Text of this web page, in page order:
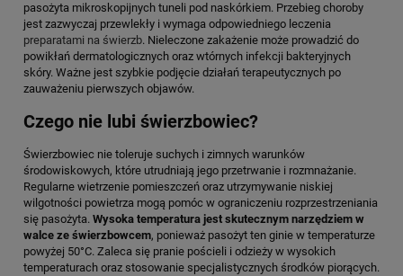
pasożyta mikroskopijnych tuneli pod naskórkiem. Przebieg choroby
jest zazwyczaj przewlekły i wymaga odpowiedniego leczenia
preparatami na świerzb. Nieleczone zakażenie może prowadzić do
powikłań dermatologicznych oraz wtórnych infekcji bakteryjnych
skóry. Ważne jest szybkie podjęcie działań terapeutycznych po
zauważeniu pierwszych objawów.
Czego nie lubi świerzbowiec?
Świerzbowiec nie toleruje suchych i zimnych warunków
środowiskowych, które utrudniają jego przetrwanie i rozmnażanie.
Regularne wietrzenie pomieszczeń oraz utrzymywanie niskiej
wilgotności powietrza mogą pomóc w ograniczeniu rozprzestrzeniania
się pasożyta. Wysoka temperatura jest skutecznym narzędziem w
walce ze świerzbowcem, ponieważ pasożyt ten ginie w temperaturze
powyżej 50°C. Zaleca się pranie pościeli i odzieży w wysokich
temperaturach oraz stosowanie specjalistycznych środków piorących.